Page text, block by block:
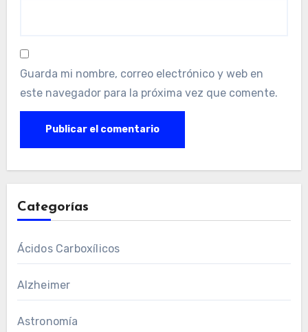
Guarda mi nombre, correo electrónico y web en
este navegador para la próxima vez que comente.
Categorías
Ácidos Carboxílicos
Alzheimer
Astronomía